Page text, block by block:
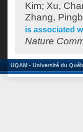
Kim; Xu,
Zhang,
is associated
Nature
UQAM - Université du